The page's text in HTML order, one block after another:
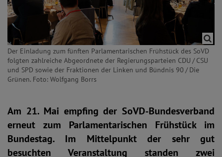
Der Einladung zum fünften Parlamentarischen Frühstück des SoVD
folgten zahlreiche Abgeordnete der Regierungsparteien CDU / CSU
und SPD sowie der Fraktionen der Linken und Bündnis 90 / Die
Grünen. Foto: Wolfgang Borrs
Am 21. Mai empfing der SoVD-Bundesverband
erneut zum Parlamentarischen Frühstück im
Bundestag. Im Mittelpunkt der sehr gut
besuchten Veranstaltung standen zwei